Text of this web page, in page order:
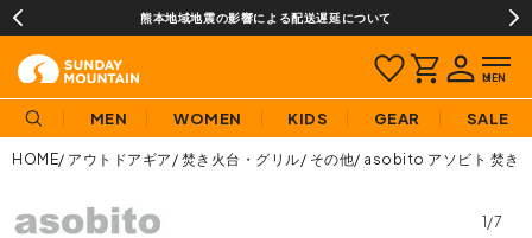
熊本地域地震の影響による配送遅延について
MEN WOMEN KIDS GEAR SALE
HOME アウトドアギア 焚き火台・グリル その他 asobito アソビト 焚き
1/7